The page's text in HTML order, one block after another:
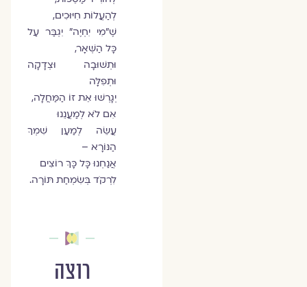
לְהַעֲלוֹת חִיּוּכִים,
שֶׁ"מִי יִחְיֶה" יִגְבַּר עַל
כָּל הַשְּׁאָר,
וּתְשׁוּבָה וּצְדָקָה
וּתְפִלָּה
יְגָרְשׁוּ אֵת זוֹ הַמַּחֲלָה,
אִם לֹא לְמַעֲנֵנוּ
עֲשֵׂה לְמַעַן שִׁמְךָ
הַנּוֹרָא –
אֲנַחְנוּ כָּל כָּךְ רוֹצִים
לִרְקֹד בְּשִׂמְחַת תּוֹרָה.
רוצה